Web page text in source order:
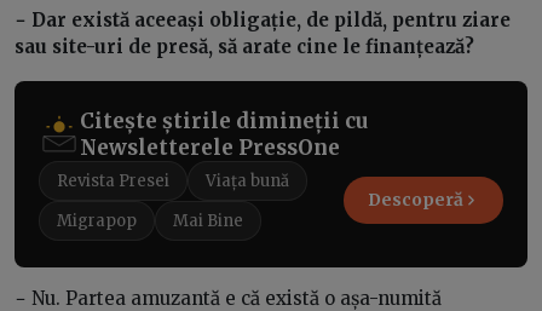
− Dar există aceeași obligație, de pildă, pentru ziare
sau site-uri de presă, să arate cine le finanțează?
Citește știrile dimineții cu
Newsletterele PressOne
Revista Presei
Viața bună
Migrapop
Mai Bine
Descoperă
− Nu. Partea amuzantă e că există o așa-numită